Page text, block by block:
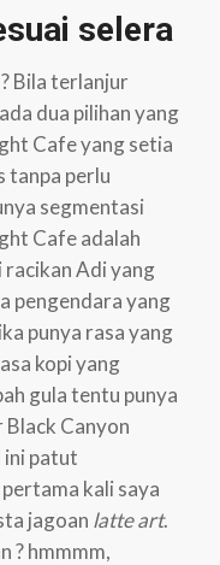
selera
Bila terlanjur
dua pilihan yang
Cafe yang setia
tanpa perlu
segmentasi
Cafe adalah
racikan Adi yang
pengendara yang
punya rasa yang
kopi yang
gula tentu punya
Canyon
ini patut
kali saya
jagoan latte art.
? hmmmm,